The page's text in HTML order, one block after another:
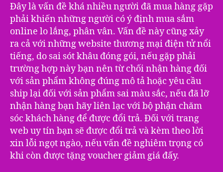
Đây là vấn đề khá nhiều người đã mua hàng gặp
phải khiến những người có ý định mua sắm
online lo lắng, phân vân. Vấn đề này cũng xảy
ra cả với những website thương mại điện tử nổi
tiếng, do sai sót khâu đóng gói, nếu gặp phải
trường hợp này bạn nên từ chối nhận hàng đối
với sản phẩm không đúng mô tả hoặc yêu cầu
ship lại đối với sản phẩm sai màu sắc, nếu đã lỡ
nhận hàng bạn hãy liên lạc với bộ phận chăm
sóc khách hàng để được đổi trả. Đối với trang
web uy tín bạn sẽ được đổi trả và kèm theo lời
xin lỗi ngọt ngào, nếu vấn đề nghiêm trọng có
khi còn được tặng voucher giảm giá đấy.